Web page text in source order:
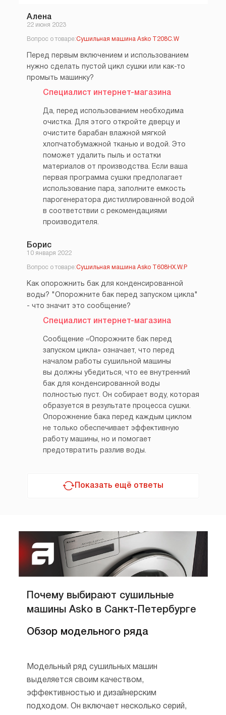
Алена
22 июня 2023
Вопрос о товаре:Сушильная машина Asko T208C.W
Перед первым включением и использованием
нужно сделать пустой цикл сушки или как-то
промыть машинку?
Специалист интернет-магазина
Да, перед использованием необходима
очистка. Для этого откройте дверцу и
очистите барабан влажной мягкой
хлопчатобумажной тканью и водой. Это
поможет удалить пыль и остатки
материалов от производства. Если ваша
первая программа сушки предполагает
использование пара, заполните емкость
парогенератора дистиллированной водой
в соответствии с рекомендациями
производителя.
Борис
10 января 2022
Вопрос о товаре:Сушильная машина Asko T608HX.W.P
Как опорожнить бак для конденсированной
воды? "Опорожните бак перед запуском цикла"
- что значит это сообщение?
Специалист интернет-магазина
Сообщение «Опорожните бак перед
запуском цикла» означает, что перед
началом работы сушильной машины
вы должны убедиться, что ее внутренний
бак для конденсированной воды
полностью пуст. Он собирает воду, которая
образуется в результате процесса сушки.
Опорожнение бака перед каждым циклом
не только обеспечивает эффективную
работу машины, но и помогает
предотвратить разлив воды.
Показать ещё ответы
Почему выбирают сушильные
машины Asko в Санкт-Петербурге
Обзор модельного ряда
Модельный ряд сушильных машин
выделяется своим качеством,
эффективностью и дизайнерским
подходом. Он включает несколько серий,